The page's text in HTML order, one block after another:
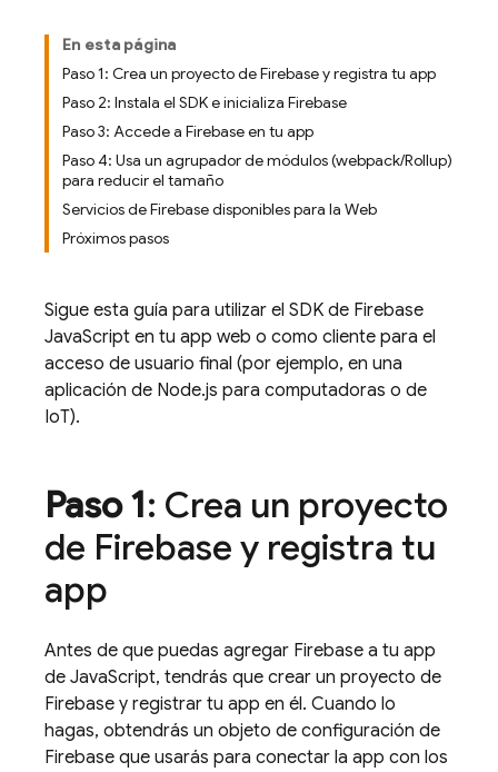
En esta página
Paso 1: Crea un proyecto de Firebase y registra tu app
Paso 2: Instala el SDK e inicializa Firebase
Paso 3: Accede a Firebase en tu app
Paso 4: Usa un agrupador de módulos (webpack/Rollup)
para reducir el tamaño
Servicios de Firebase disponibles para la Web
Próximos pasos
Sigue esta guía para utilizar el SDK de Firebase
JavaScript en tu app web o como cliente para el
acceso de usuario final (por ejemplo, en una
aplicación de Node.js para computadoras o de
IoT).
Paso 1: Crea un proyecto
de Firebase y registra tu
app
Antes de que puedas agregar Firebase a tu app
de JavaScript, tendrás que crear un proyecto de
Firebase y registrar tu app en él. Cuando lo
hagas, obtendrás un objeto de configuración de
Firebase que usarás para conectar la app con los